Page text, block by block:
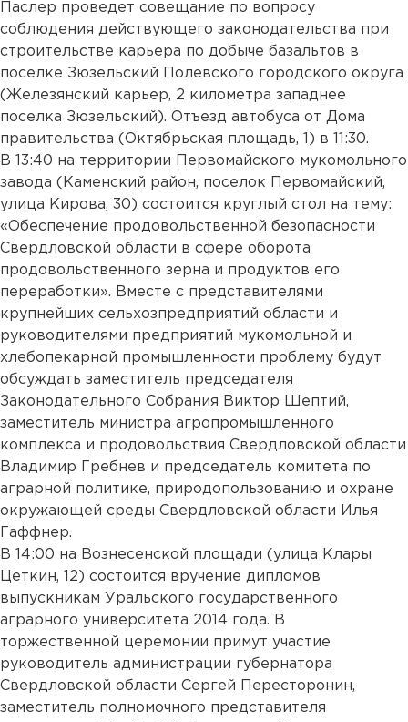
Паслер проведет совещание по вопросу
соблюдения действующего законодательства при
строительстве карьера по добыче базальтов в
поселке Зюзельский Полевского городского округа
(Железянский карьер, 2 километра западнее
поселка Зюзельский). Отъезд автобуса от Дома
правительства (Октябрьская площадь, 1) в 11:30.
В 13:40 на территории Первомайского мукомольного
завода (Каменский район, поселок Первомайский,
улица Кирова, 30) состоится круглый стол на тему:
«Обеспечение продовольственной безопасности
Свердловской области в сфере оборота
продовольственного зерна и продуктов его
переработки». Вместе с представителями
крупнейших сельхозпредприятий области и
руководителями предприятий мукомольной и
хлебопекарной промышленности проблему будут
обсуждать заместитель председателя
Законодательного Собрания Виктор Шептий,
заместитель министра агропромышленного
комплекса и продовольствия Свердловской области
Владимир Гребнев и председатель комитета по
аграрной политике, природопользованию и охране
окружающей среды Свердловской области Илья
Гаффнер.
В 14:00 на Вознесенской площади (улица Клары
Цеткин, 12) состоится вручение дипломов
выпускникам Уральского государственного
аграрного университета 2014 года. В
торжественной церемонии примут участие
руководитель администрации губернатора
Свердловской области Сергей Пересторонин,
заместитель полномочного представителя